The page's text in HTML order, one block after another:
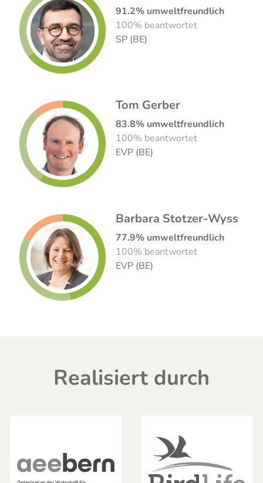
91.2% umweltfreundlich
100% beantwortet
SP (BE)
Tom Gerber
83.8% umweltfreundlich
100% beantwortet
EVP (BE)
Barbara Stotzer-Wyss
77.9% umweltfreundlich
100% beantwortet
EVP (BE)
Realisiert durch